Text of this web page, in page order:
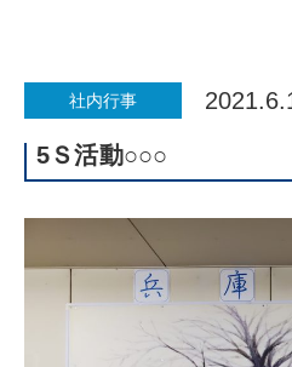
社内行事
5Ｓ活動○○○